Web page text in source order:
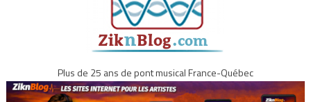
Plus de 25 ans de pont musical France-Québec